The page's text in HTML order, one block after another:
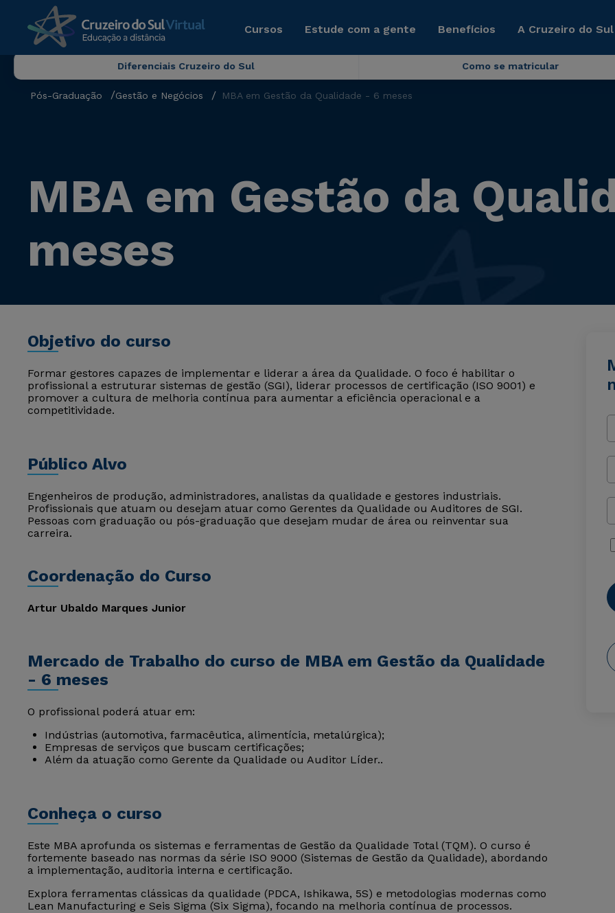
Cursos Estude com a gente Benefícios A Cruzeiro do
Diferenciais Cruzeiro do Sul Como se matricular
Pós-Graduação Gestão e Negócios MBA em Gestão da Qualidade - 6 meses
MBA em Gestão da
meses
Objetivo do curso
Formar gestores capazes de implementar e liderar a área da Qualidade. O foco é habilitar o
profissional a estruturar sistemas de gestão (SGI), liderar processos de certificação (ISO 9001) e
promover a cultura de melhoria contínua para aumentar a eficiência operacional e a
competitividade.
Público Alvo
Engenheiros de produção, administradores, analistas da qualidade e gestores industriais.
Profissionais que atuam ou desejam atuar como Gerentes da Qualidade ou Auditores de SGI.
Pessoas com graduação ou pós-graduação que desejam mudar de área ou reinventar sua
carreira.
Coordenação do Curso
Artur Ubaldo Marques Junior
Mercado de Trabalho do curso de MBA em Gestão da Qualidade
- 6 meses
O profissional poderá atuar em:
Indústrias (automotiva, farmacêutica, alimentícia, metalúrgica);
Empresas de serviços que buscam certificações;
Além da atuação como Gerente da Qualidade ou Auditor Líder..
Conheça o curso
Este MBA aprofunda os sistemas e ferramentas de Gestão da Qualidade Total (TQM). O curso é
fortemente baseado nas normas da série ISO 9000 (Sistemas de Gestão da Qualidade), abordando
a implementação, auditoria interna e certificação.
Explora ferramentas clássicas da qualidade (PDCA, Ishikawa, 5S) e metodologias modernas como
Lean Manufacturing e Seis Sigma (Six Sigma), focando na melhoria contínua de processos.